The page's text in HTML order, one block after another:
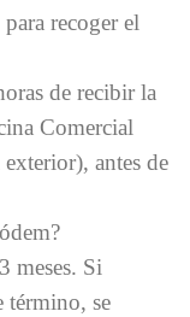
recoger el
de recibir la
Comercial
antes de
meses. Si
término, se